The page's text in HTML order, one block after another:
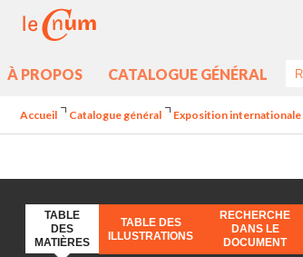
À PROPOS CATALOGUE GÉNÉRAL
Accueil Catalogue général Exposition internationale
TABLE
DES
MATIÈRES
TABLE DES
ILLUSTRATIONS
RECHERCHE
DANS LE
DOCUMENT